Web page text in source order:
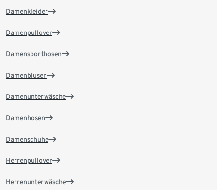
Damenkleider
Damenpullover
Damensporthosen
Damenblusen
Damenunterwäsche
Damenhosen
Damenschuhe
Herrenpullover
Herrenunterwäsche